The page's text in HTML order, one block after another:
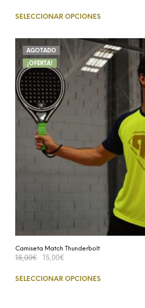
SELECCIONAR OPCIONES
¡OFERTA!
AGOTADO
Camiseta Match Thunderbolt
18,00€ 15,00€
SELECCIONAR OPCIONES